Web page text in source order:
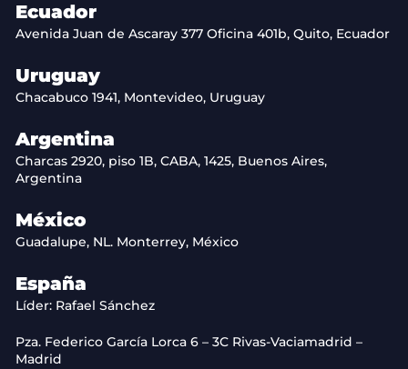
Ecuador
Avenida Juan de Ascaray 377 Oficina 401b, Quito, Ecuador
Uruguay
Chacabuco 1941, Montevideo, Uruguay
Argentina
Charcas 2920, piso 1B, CABA, 1425, Buenos Aires,
Argentina
México
Guadalupe, NL. Monterrey, México
España
Líder: Rafael Sánchez
Pza. Federico García Lorca 6 – 3C Rivas-Vaciamadrid –
Madrid